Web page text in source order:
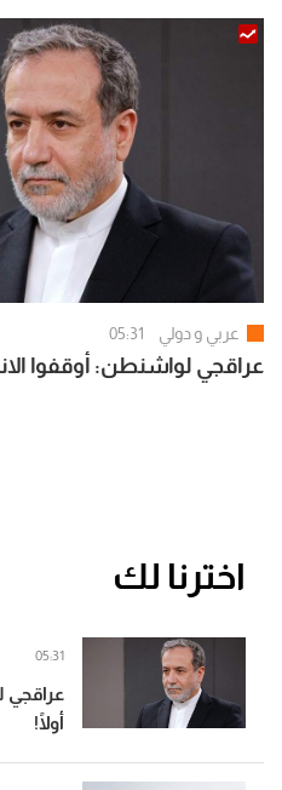
عربي و دولي 05:31
عراقجي لواشنطن: أوقفوا
اخترنا لك
عراقجي
أولًا!
05:31